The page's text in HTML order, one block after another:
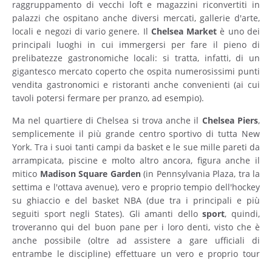
raggruppamento di vecchi loft e magazzini riconvertiti in
palazzi che ospitano anche diversi mercati, gallerie d'arte,
locali e negozi di vario genere. Il Chelsea Market è uno dei
principali luoghi in cui immergersi per fare il pieno di
prelibatezze gastronomiche locali: si tratta, infatti, di un
gigantesco mercato coperto che ospita numerosissimi punti
vendita gastronomici e ristoranti anche convenienti (ai cui
tavoli potersi fermare per pranzo, ad esempio).
Ma nel quartiere di Chelsea si trova anche il Chelsea Piers,
semplicemente il più grande centro sportivo di tutta New
York. Tra i suoi tanti campi da basket e le sue mille pareti da
arrampicata, piscine e molto altro ancora, figura anche il
mitico Madison Square Garden(in Pennsylvania Plaza, tra la
settima e l'ottava avenue), vero e proprio tempio dell'hockey
su ghiaccio e del basket NBA (due tra i principali e più
seguiti sport negli States). Gli amanti dellosport, quindi,
troveranno qui del buon pane per i loro denti, visto che è
anche possibile (oltre ad assistere a gare ufficiali di
entrambe le discipline) effettuare un vero e proprio tour